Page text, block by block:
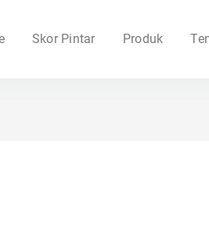
Skor Pintar Produk